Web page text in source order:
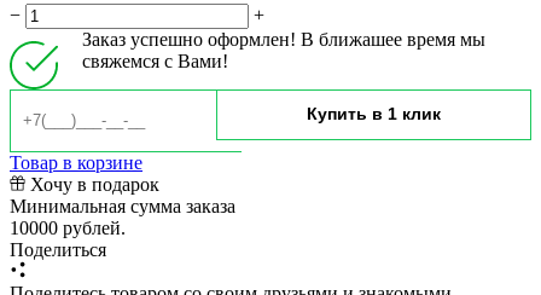
−
+
Заказ успешно оформлен! В ближашее время мы
свяжемся с Вами!
Товар в корзине
Хочу в подарок
Минимальная сумма заказа
10000 рублей.
Поделиться